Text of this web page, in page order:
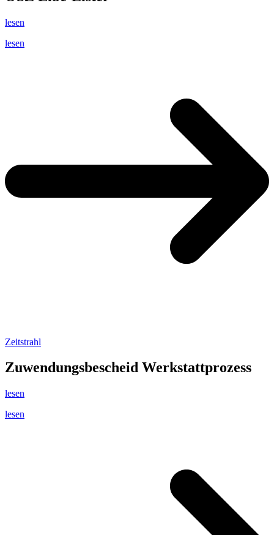
lesen
lesen
Zeitstrahl
Zuwendungsbescheid Werkstattprozess
lesen
lesen